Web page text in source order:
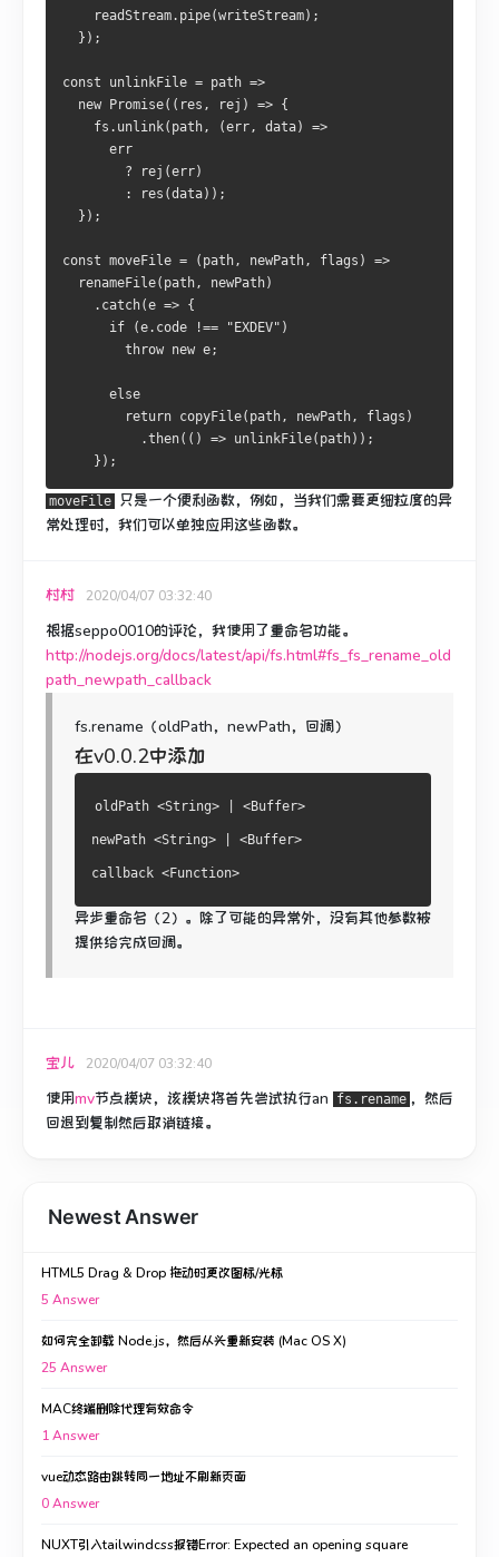
    readStream.pipe(writeStream);
  });
const unlinkFile = path =>
  new Promise((res, rej) => {
    fs.unlink(path, (err, data) =>
      err
        ? rej(err)
        : res(data));
  });
const moveFile = (path, newPath, flags) =>
  renameFile(path, newPath)
    .catch(e => {
      if (e.code !== "EXDEV")
        throw new e;
      else
        return copyFile(path, newPath, flags)
          .then(() => unlinkFile(path));
    });
moveFile 只是一个便利函数，例如，当我们需要更细粒度的异
常处理时，我们可以单独应用这些函数。
村村 2020/04/07 03:32:40
根据seppo0010的评论，我使用了重命名功能。
http://nodejs.org/docs/latest/api/fs.html#fs_fs_rename_old
path_newpath_callback
fs.rename（oldPath，newPath，回调）
在v0.0.2中添加
oldPath <String> | <Buffer>
newPath <String> | <Buffer>
callback <Function>
异步重命名（2）。 除了可能的异常外，没有其他参数被
提供给完成回调。
宝儿 2020/04/07 03:32:40
使用mv节点模块，该模块将首先尝试执行an fs.rename ，然后
回退到复制然后取消链接。
Newest Answer
HTML5 Drag & Drop 拖动时更改图标/光标
5 Answer
如何完全卸载 Node.js，然后从头重新安装 (Mac OS X)
25 Answer
MAC终端删除代理有效命令
1Answer
vue动态路由跳转同一地址不刷新页面
0Answer
NUXT引入tailwindcss报错Error: Expected an opening square